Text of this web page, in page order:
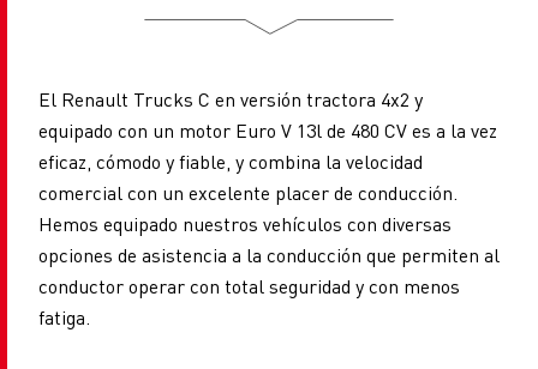
El Renault Trucks C en versión tractora 4x2 y
equipado con un motor Euro V 13l de 480 CV es a la vez
eficaz, cómodo y fiable, y combina la velocidad
comercial con un excelente placer de conducción.
Hemos equipado nuestros vehículos con diversas
opciones de asistencia a la conducción que permiten al
conductor operar con total seguridad y con menos
fatiga.